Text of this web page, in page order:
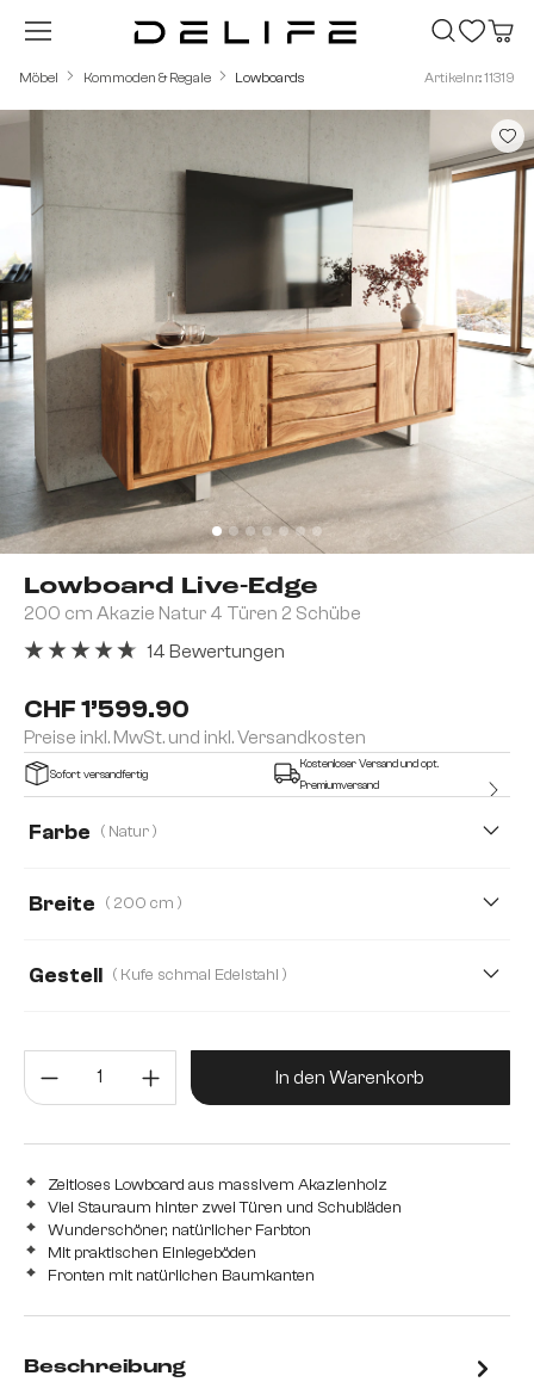
Zum Hauptinhalt springen
Möbel Kommoden & Regale Lowboards Artikelnr.: 11319
Lowboard Live-Edge
200 cm Akazie Natur 4 Türen 2 Schübe
CHF 1’599.90
Preise inkl. MwSt. und inkl. Versandkosten
14 Bewertungen
Sofort versandfertig
Kostenloser Versand und opt.
Premiumversand
Farbe ( Natur )
Breite ( 200 cm )
Gestell ( Kufe schmal Edelstahl )
Produkt Anzahl: Gib den
In den Warenkorb
Zeitloses Lowboard aus massivem Akazienholz
Viel Stauraum hinter zwei Türen und Schubläden
Wunderschöner, natürlicher Farbton
Mit praktischen Einlegeböden
Fronten mit natürlichen Baumkanten
Bildergalerie überspringen
Beschreibung